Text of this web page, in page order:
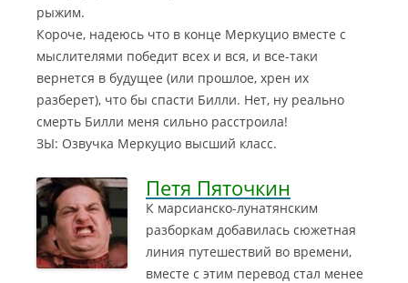
рыжим.
Короче, надеюсь что в конце Меркуцио вместе с
мыслителями победит всех и вся, и все-таки
вернется в будущее (или прошлое, хрен их
разберет), что бы спасти Билли. Нет, ну реально
смерть Билли меня сильно расстроила!
ЗЫ: Озвучка Меркуцио высший класс.
Петя Пяточкин
К марсианско-лунатянским
разборкам добавилась сюжетная
линия путешествий во времени,
вместе с этим перевод стал менее